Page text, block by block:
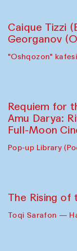
Caique Tizzi
Georganov
"Oshqozon" kafesi
Requiem for
Amu Darya:
Full-Moon
Pop-up Library
The Rising of
Toqi Sarafon —